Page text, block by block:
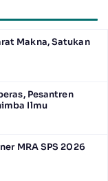
Makna, Satukan
Pesantren
Ilmu
MRA SPS 2026